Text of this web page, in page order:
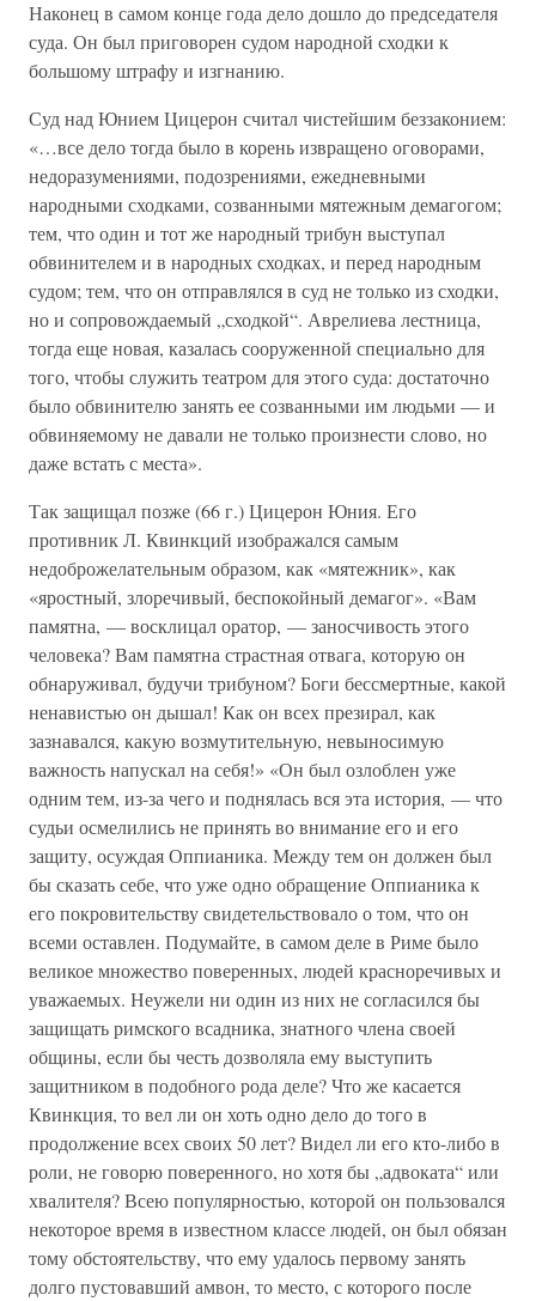
Наконец в самом конце года дело дошло до председателя
суда. Он был приговорен судом народной сходки к
большому штрафу и изгнанию.
Суд над Юнием Цицерон считал чистейшим беззаконием:
«…все дело тогда было в корень извращено оговорами,
недоразумениями, подозрениями, ежедневными
народными сходками, созванными мятежным демагогом;
тем, что один и тот же народный трибун выступал
обвинителем и в народных сходках, и перед народным
судом; тем, что он отправлялся в суд не только из сходки,
но и сопровождаемый „сходкой“. Аврелиева лестница,
тогда еще новая, казалась сооруженной специально для
того, чтобы служить театром для этого суда: достаточно
было обвинителю занять ее созванными им людьми — и
обвиняемому не давали не только произнести слово, но
даже встать с места».
Так защищал позже (66 г.) Цицерон Юния. Его
противник Л. Квинкций изображался самым
недоброжелательным образом, как «мятежник», как
«яростный, злоречивый, беспокойный демагог». «Вам
памятна, — восклицал оратор, — заносчивость этого
человека? Вам памятна страстная отвага, которую он
обнаруживал, будучи трибуном? Боги бессмертные, какой
ненавистью он дышал! Как он всех презирал, как
зазнавался, какую возмутительную, невыносимую
важность напускал на себя!» «Он был озлоблен уже
одним тем, из-за чего и поднялась вся эта история, — что
судьи осмелились не принять во внимание его и его
защиту, осуждая Оппианика. Между тем он должен был
бы сказать себе, что уже одно обращение Оппианика к
его покровительству свидетельствовало о том, что он
всеми оставлен. Подумайте, в самом деле в Риме было
великое множество поверенных, людей красноречивых и
уважаемых. Неужели ни один из них не согласился бы
защищать римского всадника, знатного члена своей
общины, если бы честь дозволяла ему выступить
защитником в подобного рода деле? Что же касается
Квинкция, то вел ли он хоть одно дело до того в
продолжение всех своих 50 лет? Видел ли его кто-либо в
роли, не говорю поверенного, но хотя бы „адвоката“ или
хвалителя? Всею популярностью, которой он пользовался
некоторое время в известном классе людей, он был обязан
тому обстоятельству, что ему удалось первому занять
долго пустовавший амвон, то место, с которого после